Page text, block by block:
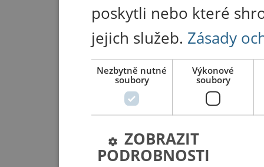
poskytli nebo které
jejich služeb. Zásady
Nezbytně nutné
soubory
Výkonové
soubory
ZOBRAZIT
PODROBNOSTI